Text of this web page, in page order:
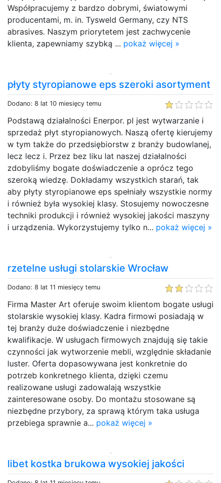
Współpracujemy z bardzo dobrymi, światowymi
producentami, m. in. Tysweld Germany, czy NTS
abrasives. Naszym priorytetem jest zachwycenie
klienta, zapewniamy szybką ... pokaż więcej »
płyty styropianowe eps szeroki asortyment
Dodano: 8 lat 10 miesięcy temu
Podstawą działalności Enerpor. pl jest wytwarzanie i
sprzedaż płyt styropianowych. Naszą ofertę kierujemy
w tym także do przedsiębiorstw z branży budowlanej,
lecz lecz i. Przez bez liku lat naszej działalności
zdobyliśmy bogate doświadczenie a oprócz tego
szeroką wiedzę. Dokładamy wszystkich starań, tak
aby płyty styropianowe eps spełniały wszystkie normy
i również była wysokiej klasy. Stosujemy nowoczesne
techniki produkcji i również wysokiej jakości maszyny
i urządzenia. Wykorzystujemy tylko n... pokaż więcej »
rzetelne usługi stolarskie Wrocław
Dodano: 8 lat 11 miesięcy temu
Firma Master Art oferuje swoim klientom bogate usługi
stolarskie wysokiej klasy. Kadra firmowi posiadają w
tej branży duże doświadczenie i niezbędne
kwalifikacje. W usługach firmowych znajdują się takie
czynności jak wytworzenie mebli, względnie składanie
luster. Oferta dopasowywana jest konkretnie do
potrzeb konkretnego klienta, dzięki czemu
realizowane usługi zadowalają wszystkie
zainteresowane osoby. Do montażu stosowane są
niezbędne przybory, za sprawą którym taka usługa
przebiega sprawnie a... pokaż więcej »
libet kostka brukowa wysokiej jakości